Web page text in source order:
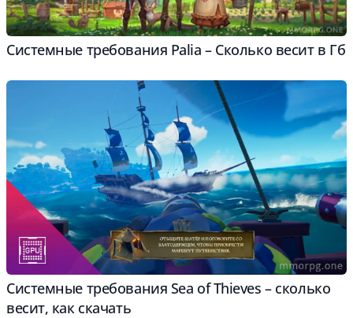
Системные требования Palia – Сколько весит в Гб
Системные требования Sea of Thieves – cколько
весит, как скачать